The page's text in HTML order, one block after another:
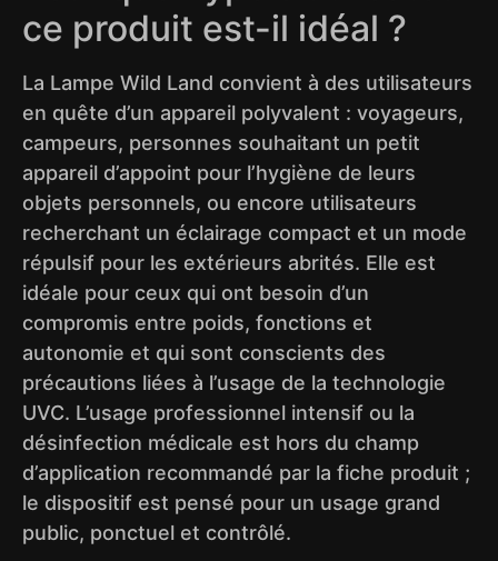
ce produit est-il idéal ?
La Lampe Wild Land convient à des utilisateurs
en quête d’un appareil polyvalent : voyageurs,
campeurs, personnes souhaitant un petit
appareil d’appoint pour l’hygiène de leurs
objets personnels, ou encore utilisateurs
recherchant un éclairage compact et un mode
répulsif pour les extérieurs abrités. Elle est
idéale pour ceux qui ont besoin d’un
compromis entre poids, fonctions et
autonomie et qui sont conscients des
précautions liées à l’usage de la technologie
UVC. L’usage professionnel intensif ou la
désinfection médicale est hors du champ
d’application recommandé par la fiche produit ;
le dispositif est pensé pour un usage grand
public, ponctuel et contrôlé.